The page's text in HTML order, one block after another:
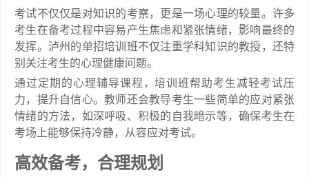
考试不仅仅是对知识的考察，更是一场心理的较量。许多
考生在备考过程中容易产生焦虑和紧张情绪，影响最终的
发挥。泸州的单招培训班不仅注重学科知识的教授，还特
别关注考生的心理健康问题。
通过定期的心理辅导课程，培训班帮助考生减轻考试压
力，提升自信心。教师还会教导考生一些简单的应对紧张
情绪的方法，如深呼吸、积极的自我暗示等，确保考生在
考场上能够保持冷静，从容应对考试。
高效备考，合理规划